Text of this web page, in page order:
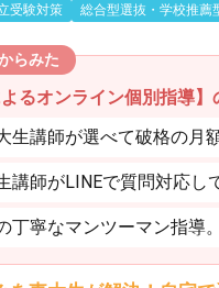
受験対策
総合型選抜・学校推薦
らみた
るオンライン個別指導
生講師が選べて破格の月
講師がLINEで質問対応し
丁寧なマンツーマン指導